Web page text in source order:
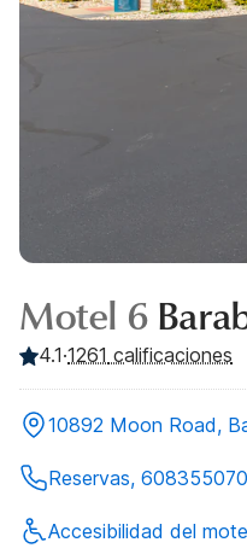
Motel 6
4.1·1261 calificaciones
10892 Moon Road,
Reservas,
Accesibilidad del